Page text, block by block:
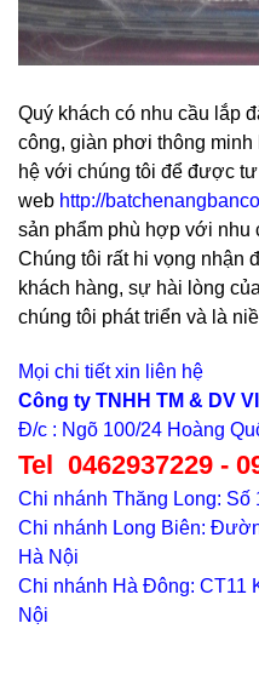
Quý khách có nhu cầu lắp
công, giàn phơi thông
hệ với chúng tôi để được
web http://
sản phẩm phù hợp với nhu
Chúng tôi rất hi vọng nhận
khách hàng, sự hài lòng
chúng tôi phát triển và là
Mọi chi tiết xin liên hệ
Công ty TNHH TM & DV
Đ/c : Ngõ 100/24 Hoàng
Tel 0462937229 -
Chi nhánh Thăng Long: Số
Chi nhánh Long Biên:
Hà Nội
Chi nhánh Hà Đông: CT11
Nội